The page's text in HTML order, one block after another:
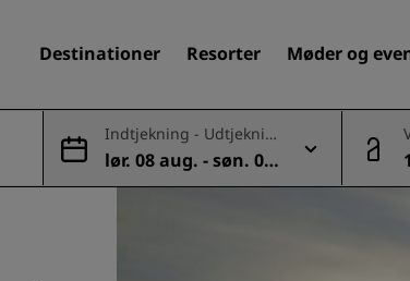
Destinationer Resorter Møder og
Indtjekning - Udtjeknin
g
lør. 08 aug. - søn. 09
aug.